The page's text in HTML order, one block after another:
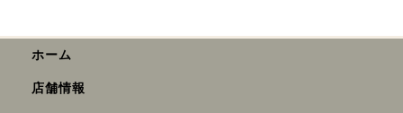
ホーム
店舗情報